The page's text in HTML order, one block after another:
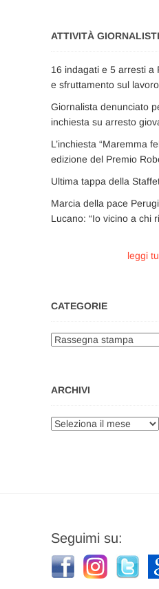
ATTIVITÀ
16 indagati e 5 arresti a
e sfruttamento sul lavoro
Giornalista denunciato
inchiesta su arresto
L’inchiesta “Maremma
edizione del Premio
Ultima tappa della
Marcia della pace
Lucano: “Io vicino a chi
leggi
CATEGORIE
Categorie
ARCHIVI
Archivi
Seguimi su: